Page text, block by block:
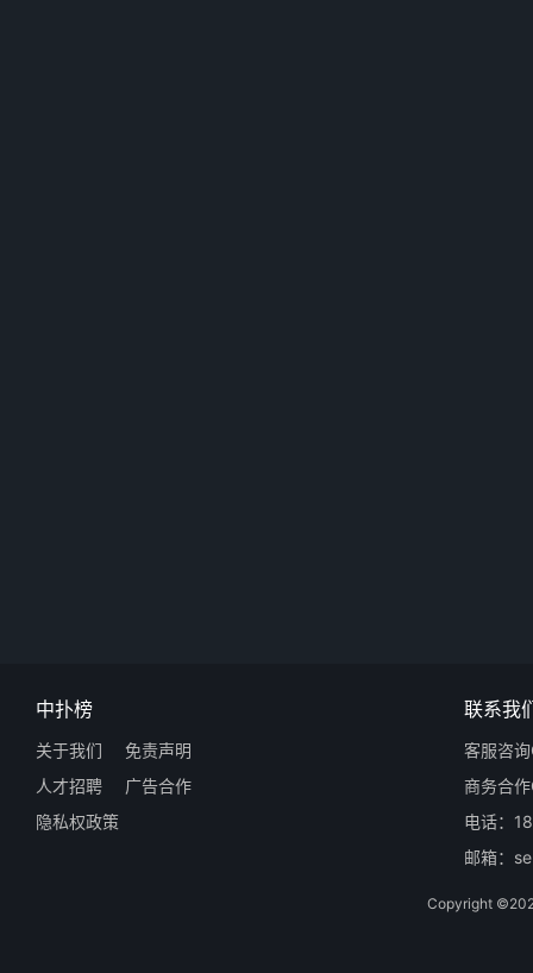
中扑榜
关于我们
免责声明
人才招聘
广告合作
隐私权政策
联系我
客服咨
商务合
电话：
邮箱：
Copyright